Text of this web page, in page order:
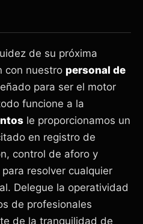
de su próxima
con nuestro personal de
para ser el motor
funcione a la
le proporcionamos un
en registro de
control de aforo y
resolver cualquier
Delegue la operatividad
de profesionales
de la tranquilidad de